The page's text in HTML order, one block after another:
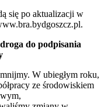
się po aktualizacji w
do podpisania
W ubiegłym roku,
ze środowiskiem